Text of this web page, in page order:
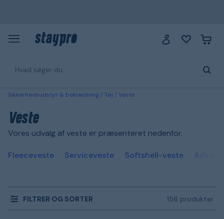
Sikkerhedsudstyr & beklædning Tøj Veste
Veste
Vores udvalg af veste er præsenteret nedenfor.
Fleeceveste Serviceveste Softshell-veste
FILTRER OG SORTER 156 produkter